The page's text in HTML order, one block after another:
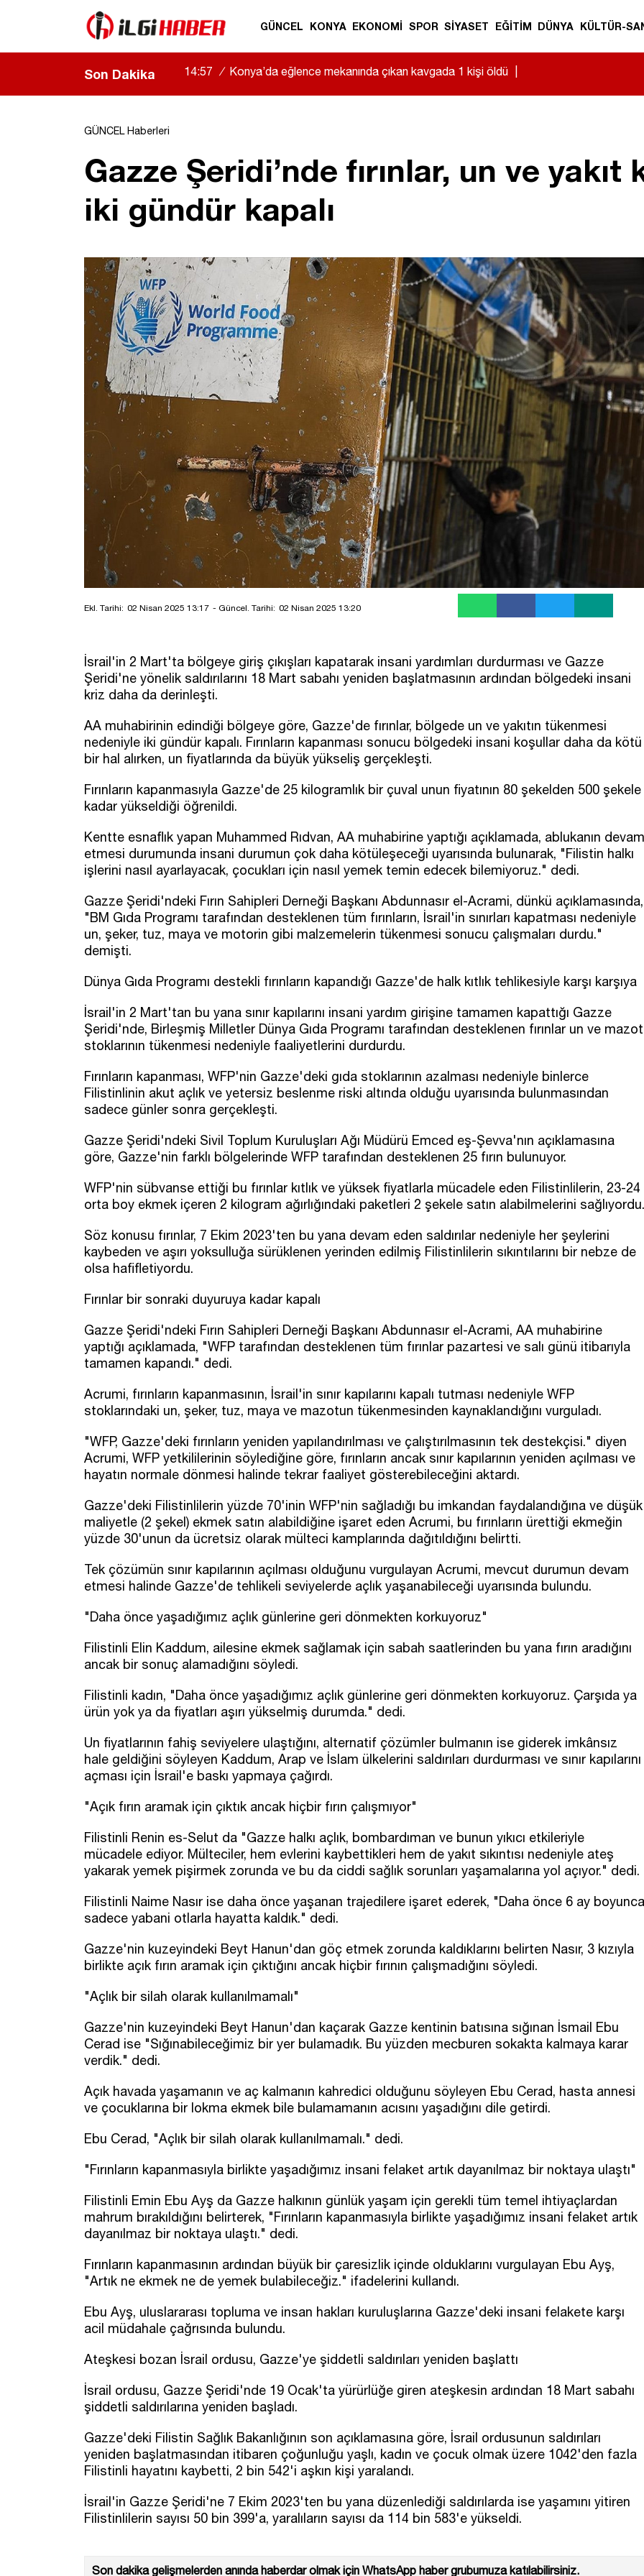
GÜNCEL KONYA EKONOMİ SPOR SİYASET EĞİTİM DÜNYA KÜLTÜR-
Son Dakika 14:57 / Konya’da eğlence mekanında çıkan kavgada 1 kişi öldü
GÜNCEL Haberleri
Gazze Şeridi’nde fırınlar, un ve
iki gündür kapalı
Ekl. Tarihi: 02 Nisan 2025 13:17 - Güncel. Tarihi: 02 Nisan 2025 13:20
İsrail'in 2 Mart'ta bölgeye giriş çıkışları kapatarak insani yardımları durdurması ve Gazze
Şeridi'ne yönelik saldırılarını 18 Mart sabahı yeniden başlatmasının ardından bölgedeki insani
kriz daha da derinleşti.
AA muhabirinin edindiği bölgeye göre, Gazze'de fırınlar, bölgede un ve yakıtın tükenmesi
nedeniyle iki gündür kapalı. Fırınların kapanması sonucu bölgedeki insani koşullar daha da kötü
bir hal alırken, un fiyatlarında da büyük yükseliş gerçekleşti.
Fırınların kapanmasıyla Gazze'de 25 kilogramlık bir çuval unun fiyatının 80 şekelden 500 şekele
kadar yükseldiği öğrenildi.
Kentte esnaflık yapan Muhammed Rıdvan, AA muhabirine yaptığı açıklamada, ablukanın devam
etmesi durumunda insani durumun çok daha kötüleşeceği uyarısında bulunarak, "Filistin halkı
işlerini nasıl ayarlayacak, çocukları için nasıl yemek temin edecek bilemiyoruz." dedi.
Gazze Şeridi'ndeki Fırın Sahipleri Derneği Başkanı Abdunnasır el-Acrami, dünkü açıklamasında,
"BM Gıda Programı tarafından desteklenen tüm fırınların, İsrail'in sınırları kapatması nedeniyle
un, şeker, tuz, maya ve motorin gibi malzemelerin tükenmesi sonucu çalışmaları durdu."
demişti.
Dünya Gıda Programı destekli fırınların kapandığı Gazze'de halk kıtlık tehlikesiyle karşı karşıya
İsrail'in 2 Mart'tan bu yana sınır kapılarını insani yardım girişine tamamen kapattığı Gazze
Şeridi'nde, Birleşmiş Milletler Dünya Gıda Programı tarafından desteklenen fırınlar un ve mazot
stoklarının tükenmesi nedeniyle faaliyetlerini durdurdu.
Fırınların kapanması, WFP'nin Gazze'deki gıda stoklarının azalması nedeniyle binlerce
Filistinlinin akut açlık ve yetersiz beslenme riski altında olduğu uyarısında bulunmasından
sadece günler sonra gerçekleşti.
Gazze Şeridi'ndeki Sivil Toplum Kuruluşları Ağı Müdürü Emced eş-Şevva'nın açıklamasına
göre, Gazze'nin farklı bölgelerinde WFP tarafından desteklenen 25 fırın bulunuyor.
WFP'nin sübvanse ettiği bu fırınlar kıtlık ve yüksek fiyatlarla mücadele eden Filistinlilerin, 23-24
orta boy ekmek içeren 2 kilogram ağırlığındaki paketleri 2 şekele satın alabilmelerini sağlıyordu.
Söz konusu fırınlar, 7 Ekim 2023'ten bu yana devam eden saldırılar nedeniyle her şeylerini
kaybeden ve aşırı yoksulluğa sürüklenen yerinden edilmiş Filistinlilerin sıkıntılarını bir nebze de
olsa hafifletiyordu.
Fırınlar bir sonraki duyuruya kadar kapalı
Gazze Şeridi'ndeki Fırın Sahipleri Derneği Başkanı Abdunnasır el-Acrami, AA muhabirine
yaptığı açıklamada, "WFP tarafından desteklenen tüm fırınlar pazartesi ve salı günü itibarıyla
tamamen kapandı." dedi.
Acrumi, fırınların kapanmasının, İsrail'in sınır kapılarını kapalı tutması nedeniyle WFP
stoklarındaki un, şeker, tuz, maya ve mazotun tükenmesinden kaynaklandığını vurguladı.
"WFP, Gazze'deki fırınların yeniden yapılandırılması ve çalıştırılmasının tek destekçisi." diyen
Acrumi, WFP yetkililerinin söylediğine göre, fırınların ancak sınır kapılarının yeniden açılması ve
hayatın normale dönmesi halinde tekrar faaliyet gösterebileceğini aktardı.
Gazze'deki Filistinlilerin yüzde 70'inin WFP'nin sağladığı bu imkandan faydalandığına ve düşük
maliyetle (2 şekel) ekmek satın alabildiğine işaret eden Acrumi, bu fırınların ürettiği ekmeğin
yüzde 30'unun da ücretsiz olarak mülteci kamplarında dağıtıldığını belirtti.
Tek çözümün sınır kapılarının açılması olduğunu vurgulayan Acrumi, mevcut durumun devam
etmesi halinde Gazze'de tehlikeli seviyelerde açlık yaşanabileceği uyarısında bulundu.
"Daha önce yaşadığımız açlık günlerine geri dönmekten korkuyoruz"
Filistinli Elin Kaddum, ailesine ekmek sağlamak için sabah saatlerinden bu yana fırın aradığını
ancak bir sonuç alamadığını söyledi.
Filistinli kadın, "Daha önce yaşadığımız açlık günlerine geri dönmekten korkuyoruz. Çarşıda ya
ürün yok ya da fiyatları aşırı yükselmiş durumda." dedi.
Un fiyatlarının fahiş seviyelere ulaştığını, alternatif çözümler bulmanın ise giderek imkânsız
hale geldiğini söyleyen Kaddum, Arap ve İslam ülkelerini saldırıları durdurması ve sınır kapılarını
açması için İsrail'e baskı yapmaya çağırdı.
"Açık fırın aramak için çıktık ancak hiçbir fırın çalışmıyor"
Filistinli Renin es-Selut da "Gazze halkı açlık, bombardıman ve bunun yıkıcı etkileriyle
mücadele ediyor. Mülteciler, hem evlerini kaybettikleri hem de yakıt sıkıntısı nedeniyle ateş
yakarak yemek pişirmek zorunda ve bu da ciddi sağlık sorunları yaşamalarına yol açıyor." dedi.
Filistinli Naime Nasır ise daha önce yaşanan trajedilere işaret ederek, "Daha önce 6 ay boyunca
sadece yabani otlarla hayatta kaldık." dedi.
Gazze'nin kuzeyindeki Beyt Hanun'dan göç etmek zorunda kaldıklarını belirten Nasır, 3 kızıyla
birlikte açık fırın aramak için çıktığını ancak hiçbir fırının çalışmadığını söyledi.
"Açlık bir silah olarak kullanılmamalı"
Gazze'nin kuzeyindeki Beyt Hanun'dan kaçarak Gazze kentinin batısına sığınan İsmail Ebu
Cerad ise "Sığınabileceğimiz bir yer bulamadık. Bu yüzden mecburen sokakta kalmaya karar
verdik." dedi.
Açık havada yaşamanın ve aç kalmanın kahredici olduğunu söyleyen Ebu Cerad, hasta annesi
ve çocuklarına bir lokma ekmek bile bulamamanın acısını yaşadığını dile getirdi.
Ebu Cerad, "Açlık bir silah olarak kullanılmamalı." dedi.
"Fırınların kapanmasıyla birlikte yaşadığımız insani felaket artık dayanılmaz bir noktaya ulaştı"
Filistinli Emin Ebu Ayş da Gazze halkının günlük yaşam için gerekli tüm temel ihtiyaçlardan
mahrum bırakıldığını belirterek, "Fırınların kapanmasıyla birlikte yaşadığımız insani felaket artık
dayanılmaz bir noktaya ulaştı." dedi.
Fırınların kapanmasının ardından büyük bir çaresizlik içinde olduklarını vurgulayan Ebu Ayş,
"Artık ne ekmek ne de yemek bulabileceğiz." ifadelerini kullandı.
Ebu Ayş, uluslararası topluma ve insan hakları kuruluşlarına Gazze'deki insani felakete karşı
acil müdahale çağrısında bulundu.
Ateşkesi bozan İsrail ordusu, Gazze'ye şiddetli saldırıları yeniden başlattı
İsrail ordusu, Gazze Şeridi'nde 19 Ocak'ta yürürlüğe giren ateşkesin ardından 18 Mart sabahı
şiddetli saldırılarına yeniden başladı.
Gazze'deki Filistin Sağlık Bakanlığının son açıklamasına göre, İsrail ordusunun saldırıları
yeniden başlatmasından itibaren çoğunluğu yaşlı, kadın ve çocuk olmak üzere 1042'den fazla
Filistinli hayatını kaybetti, 2 bin 542'i aşkın kişi yaralandı.
İsrail'in Gazze Şeridi'ne 7 Ekim 2023'ten bu yana düzenlediği saldırılarda ise yaşamını yitiren
Filistinlilerin sayısı 50 bin 399'a, yaralıların sayısı da 114 bin 583'e yükseldi.
Son dakika gelişmelerden anında haberdar olmak için WhatsApp haber grubumuza katılabilirsiniz.